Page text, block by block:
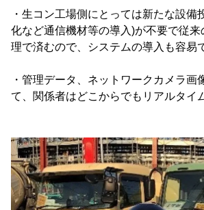
・生コン工場側にとっては新たな設備
化など通信機材等の導入)が不要で従
理で済むので、システムの導入も容易
・管理データ、ネットワークカメラ画
て、関係者はどこからでもリアルタイ